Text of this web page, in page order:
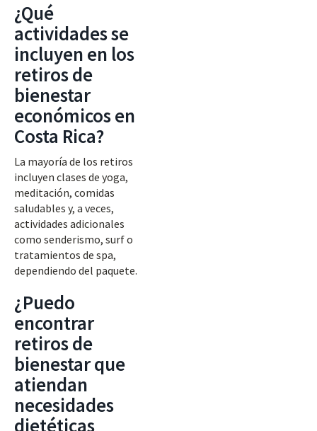
¿Qué
actividades se
incluyen en los
retiros de
bienestar
económicos en
Costa Rica?
La mayoría de los retiros
incluyen clases de yoga,
meditación, comidas
saludables y, a veces,
actividades adicionales
como senderismo, surf o
tratamientos de spa,
dependiendo del paquete.
¿Puedo
encontrar
retiros de
bienestar que
atiendan
necesidades
dietéticas